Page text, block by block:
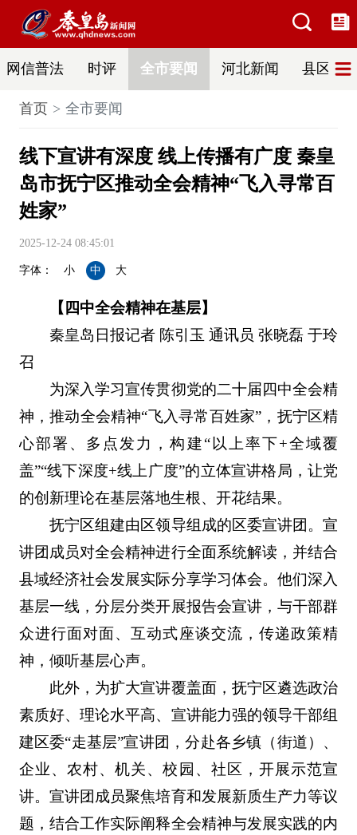
网信普法 时评 全市要闻 河北新闻 县区热
首页 全市要闻
线下宣讲有深度 线上传播有广度 秦皇
岛市抚宁区推动全会精神“飞入寻常百
姓家”
2025-12-24 08:45:01
字体： 小 中 大
【四中全会精神在基层】
秦皇岛日报记者 陈引玉 通讯员 张晓磊 于玲
召
为深入学习宣传贯彻党的二十届四中全会精
神，推动全会精神“飞入寻常百姓家”，抚宁区精
心部署、多点发力，构建“以上率下+全域覆
盖”“线下深度+线上广度”的立体宣讲格局，让党
的创新理论在基层落地生根、开花结果。
抚宁区组建由区领导组成的区委宣讲团。宣
讲团成员对全会精神进行全面系统解读，并结合
县域经济社会发展实际分享学习体会。他们深入
基层一线，分层分类开展报告会宣讲，与干部群
众进行面对面、互动式座谈交流，传递政策精
神，倾听基层心声。
此外，为扩大宣讲覆盖面，抚宁区遴选政治
素质好、理论水平高、宣讲能力强的领导干部组
建区委“走基层”宣讲团，分赴各乡镇（街道）、
企业、农村、机关、校园、社区，开展示范宣
讲。宣讲团成员聚焦培育和发展新质生产力等议
题，结合工作实际阐释全会精神与发展实践的内